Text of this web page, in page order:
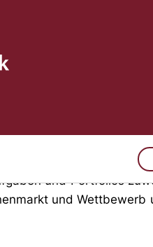
2029
und Antwort stehen.
und Portfolios
und Wettbewerb